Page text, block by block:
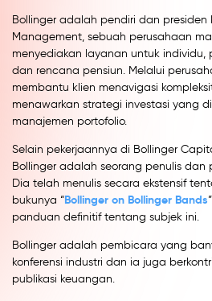
Bollinger adalah pendiri dan presiden
Management, sebuah perusahaan
menyediakan layanan untuk individu,
dan rencana pensiun. Melalui
membantu klien menavigasi
menawarkan strategi investasi yang
manajemen portofolio.
Selain pekerjaannya di Bollinger
Bollinger adalah seorang penulis dan
Dia telah menulis secara ekstensif
bukunya “Bollinger on Bollinger Bands
panduan definitif tentang subjek ini.
Bollinger adalah pembicara yang
konferensi industri dan ia juga
publikasi keuangan.